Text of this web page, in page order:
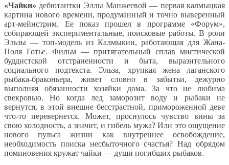
«Чайки» дебютантки Эллы Манжеевой — первая калмыцкая
картина нового времени, продуманный и точно выверенный
арт-мейнстрим. Ее показ прошел в программе «Форум»,
собирающей экспериментальные, поисковые работы. В роли
Эльзы — топ-модель из Калмыкии, работающая для Жана-
Поля Готье. Фильм — притягательный сплав мистической
буддистской отстраненности и быта, выразительного
социального подтекста. Эльза, хрупкая жена лаганского
рыбака-браконьера, живет словно в забытьи, дежурно
выполняя обязанности хозяйки дома. За что не любима
свекровью. Но когда лед заморозит воду и рыбаки не
вернутся, в этой внешне бесстрастной, примороженной деве
что-то перевернется. Может, проснулось чувство вины за
свою холодность, а значит, и гибель мужа? Или это ощущение
нового пульса жизни как внутреннее освобождение,
необходимость поиска несбыточного счастья? Над обрядом
поминовения кружат чайки — души погибших рыбаков.